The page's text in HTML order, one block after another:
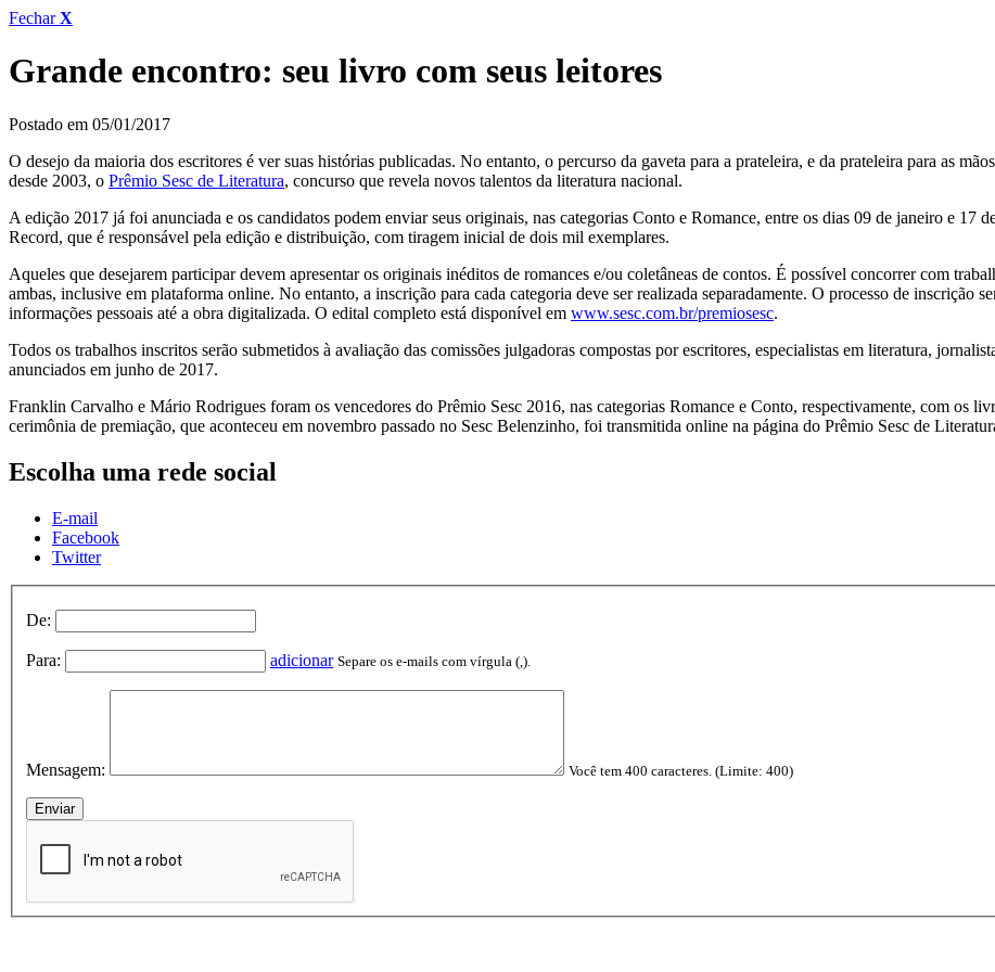
FecharX
Grande encontro: seu livro com seus leitores
Postado em 05/01/2017
O desejo da maioria dos escritores é ver suas histórias publicadas. No entanto, o percurso da gaveta para a prateleira, e da prateleira para as
desde 2003, o Prêmio Sesc de Literatura, concurso que revela novos talentos da literatura nacional.
A edição 2017 já foi anunciada e os candidatos podem enviar seus originais, nas categorias Conto e Romance, entre os dias 09 de janeiro e 17
Record, que é responsável pela edição e distribuição, com tiragem inicial de dois mil exemplares.
Aqueles que desejarem participar devem apresentar os originais inéditos de romances e/ou coletâneas de contos. É possível concorrer com
ambas, inclusive em plataforma online. No entanto, a inscrição para cada categoria deve ser realizada separadamente. O processo de inscrição
informações pessoais até a obra digitalizada. O edital completo está disponível em www.sesc.com.br/premiosesc.
Todos os trabalhos inscritos serão submetidos à avaliação das comissões julgadoras compostas por escritores, especialistas em literatura,
anunciados em junho de 2017.
Franklin Carvalho e Mário Rodrigues foram os vencedores do Prêmio Sesc 2016, nas categorias Romance e Conto, respectivamente, com os
cerimônia de premiação, que aconteceu em novembro passado no Sesc Belenzinho, foi transmitida online na página do Prêmio Sesc de
Escolha uma rede social
E-mail
Facebook
Twitter
De:
Para: adicionar Separe os e-mails com vírgula (,).
Mensagem: Você tem 400 caracteres. (Limite: 400)